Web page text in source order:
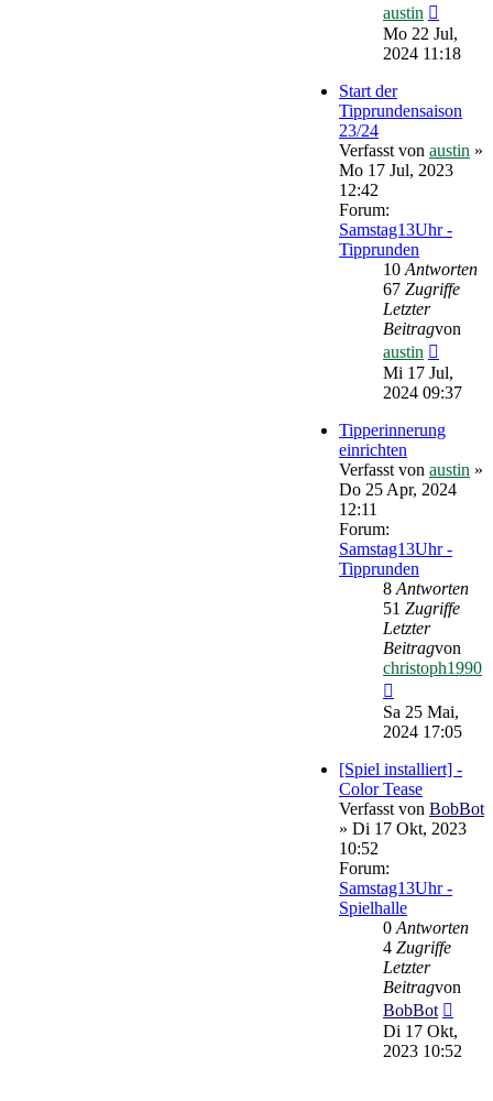
austin
Beitrag
Mo 22 Jul,
2024 11:18
Start der
Tipprundensaison
23/24
Verfasst von austin »
Mo 17 Jul, 2023
12:42
Forum:
Samstag13Uhr -
Tipprunden
10 Antworten
67 Zugriffe
Letzter
Beitragvon
austin
Beitrag
Mi 17 Jul,
2024 09:37
Tipperinnerung
einrichten
Verfasst von austin »
Do 25 Apr, 2024
12:11
Forum:
Samstag13Uhr -
Tipprunden
8 Antworten
51 Zugriffe
Letzter
Beitragvon
christoph1990
Beitrag
Sa 25 Mai,
2024 17:05
[Spiel installiert] -
Color Tease
Verfasst von BobBot
» Di 17 Okt, 2023
10:52
Forum:
Samstag13Uhr -
Spielhalle
0 Antworten
4 Zugriffe
Letzter
Beitragvon
BobBot
Di 17 Okt,
2023 10:52